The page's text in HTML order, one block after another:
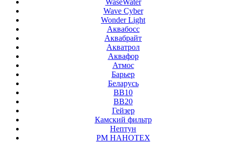
WaseWater
Wave Cyber
Wonder Light
Аквабосс
Аквабрайт
Акватрол
Аквафор
Атмос
Барьер
Беларусь
ВВ10
ВВ20
Гейзер
Камский фильтр
Нептун
РМ НАНОТЕХ